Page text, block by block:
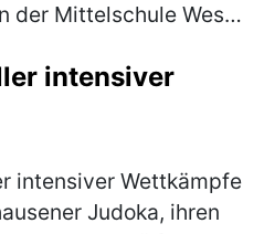
der Mittelschule West
der …(mehr)
intensiver
intensiver Wettkämpfe
Judoka, ihren